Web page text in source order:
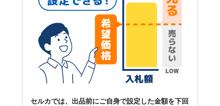
セルカでは、出品前にご自身で設定した金額を下回